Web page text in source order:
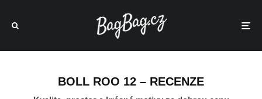
BOLL ROO 12 – RECENZE